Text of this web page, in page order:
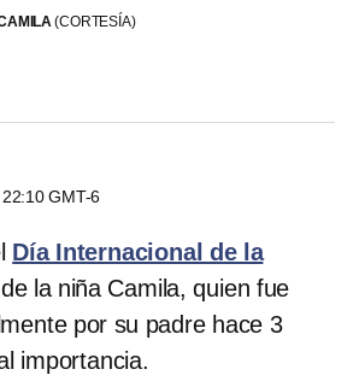
(CORTESÍA)
GMT-6
Día Internacional de la
la niña Camila, quien fue
por su padre hace 3
importancia.